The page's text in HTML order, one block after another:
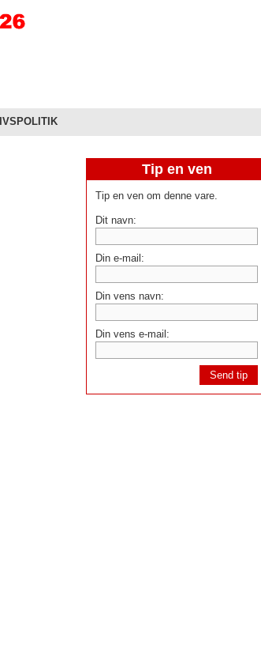
Tip en ven
Tip en ven om denne vare.
Dit navn:
Din e-mail:
Din vens navn:
Din vens e-mail: